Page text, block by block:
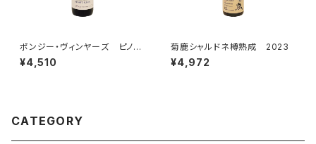
ポンジー・ヴィンヤーズ ピノ・
グリ ウィラメット・ヴァレー 2
024
¥4,510
菊鹿シャルドネ樽熟成 2023
¥4,972
CATEGORY